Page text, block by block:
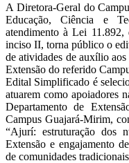
A Diretora-Geral do
Educação, Ciência e
atendimento à Lei
inciso II, torna público o
de atividades de auxílio
Extensão do referido
Edital Simplificado é
atuarem como apoiadores
Departamento de
Campus Guajará-Mirim,
“Ajurí: estruturação dos
Extensão e engajamento
de comunidades